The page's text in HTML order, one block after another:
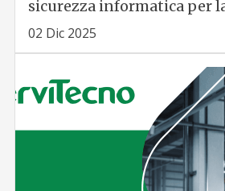
sicurezza informatica per
02 Dic 2025